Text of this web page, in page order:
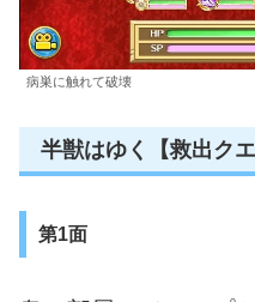
病巣に触れて破壊
半獣はゆく【救出クエ
第1面